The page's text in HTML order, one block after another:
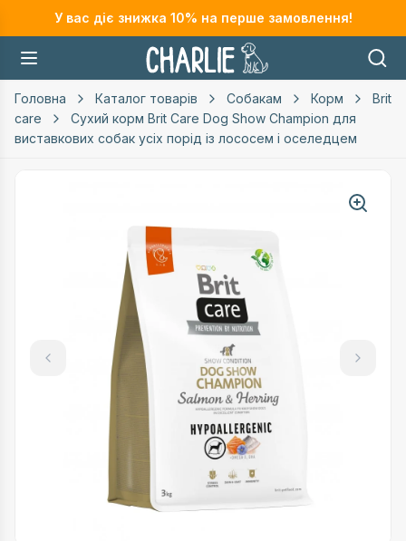
У вас діє знижка 10% на перше замовлення!
Головна Каталог товарів Собакам Корм
Brit
care
Сухий корм Brit Care Dog Show Champion для
виставкових собак усіх порід із лососем і оселедцем